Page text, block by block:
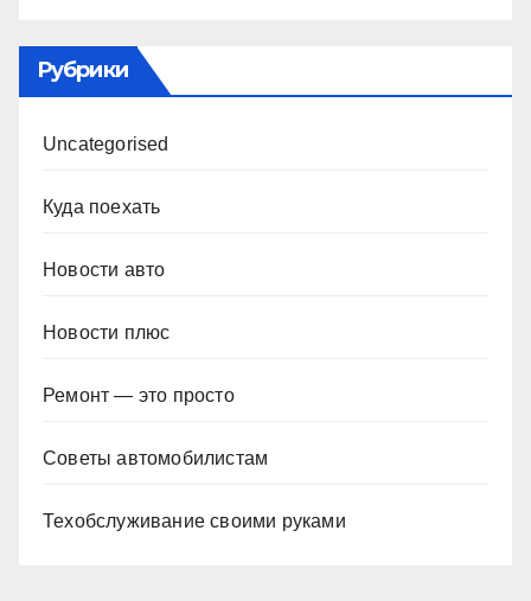
Рубрики
Uncategorised
Куда поехать
Новости авто
Новости плюс
Ремонт — это просто
Советы автомобилистам
Техобслуживание своими руками